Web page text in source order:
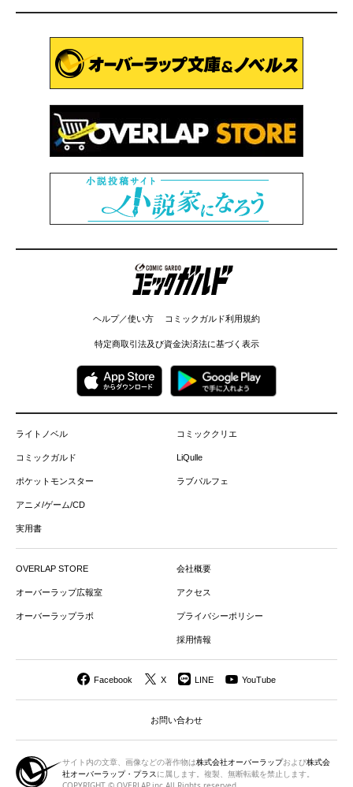
コミックガルド
ヘルプ／使い方 コミックガルド利用規約
特定商取引法及び資金決済法に基づく表示
ライトノベル
コミックガルド
ポケットモンスター
アニメ/ゲーム/CD
実用書
コミッククリエ
LiQulle
ラブパルフェ
OVERLAP STORE
オーバーラップ広報室
オーバーラップラボ
会社概要
アクセス
プライバシーポリシー
採用情報
Facebook X LINE YouTube
お問い合わせ
サイト内の文章、画像などの著作物は株式会社オーバーラップおよび株式会
社オーバーラップ・プラス に属します。複製、無断転載を禁止します。